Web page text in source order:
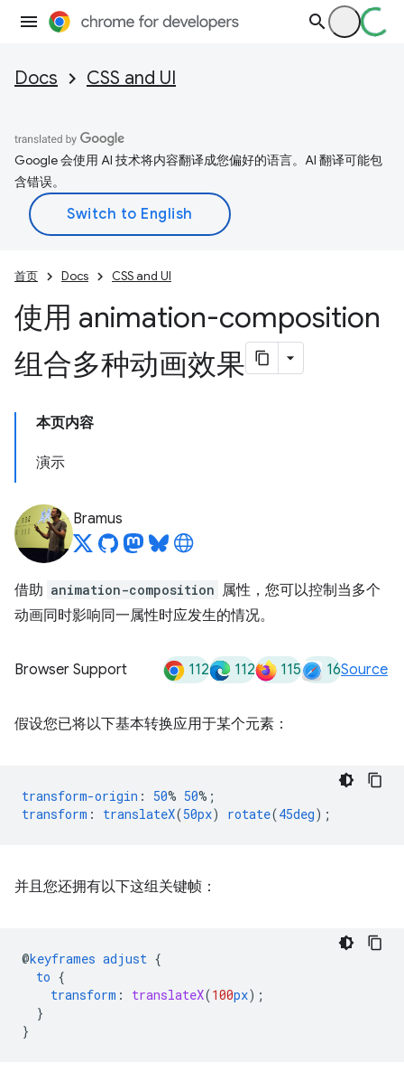
Docs CSS and UI
Google 会使用 AI 技术将内容翻译成您偏好的语言。AI 翻译可能包
含错误。
首页 Docs CSS and UI
使用 animation-composition
组合多种动画效果
本页内容
演示
Bramus
借助 animation-composition 属性，您可以控制当多个
动画同时影响同一属性时应发生的情况。
Browser Support 112 112 115 16Source
假设您已将以下基本转换应用于某个元素：
transform-origin : 50% 50%;
transform : translateX(50px) rotate(45deg);
并且您还拥有以下这组关键帧：
@keyframes adjust {
to {
transform : translateX(100px);
}
}